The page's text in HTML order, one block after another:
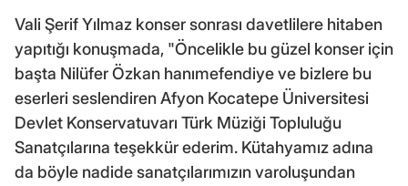
Vali Şerif Yılmaz konser sonrası davetlilere hitaben
yapıtığı konuşmada, "Öncelikle bu güzel konser için
başta Nilüfer Özkan hanımefendiye ve bizlere bu
eserleri seslendiren Afyon Kocatepe Üniversitesi
Devlet Konservatuvarı Türk Müziği Topluluğu
Sanatçılarına teşekkür ederim. Kütahyamız adına
da böyle nadide sanatçılarımızın varoluşundan